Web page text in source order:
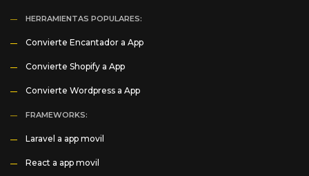
HERRAMIENTAS POPULARES:
Convierte Encantador a App
Convierte Shopify a App
Convierte Wordpress a App
FRAMEWORKS:
Laravel a app movil
React a app movil